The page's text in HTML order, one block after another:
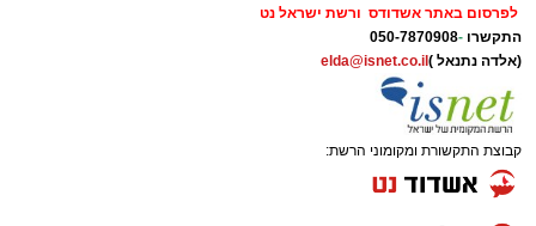
לפרסום באתר אשדודס ורשת ישראל נט
התקשרו -
050-7870908
(אלדה נתנאל ) elda@isnet.co.il
קבוצת התקשורת ומקומוני הרשת: